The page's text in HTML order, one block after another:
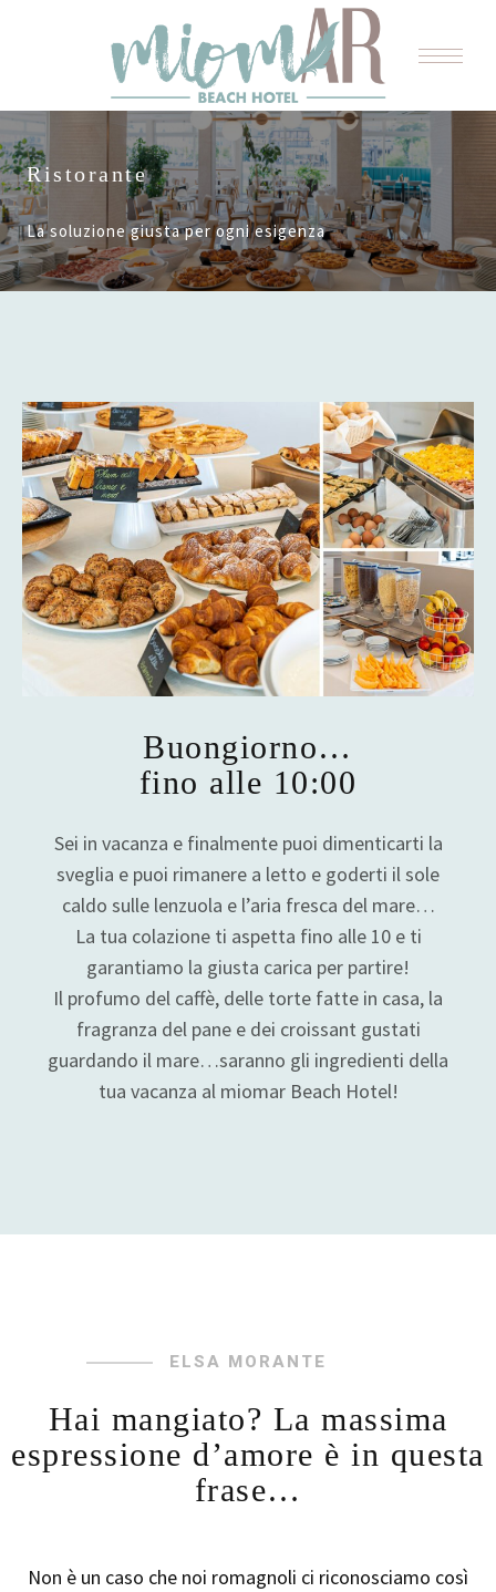
Ristorante
La soluzione giusta per ogni esigenza
Buongiorno…
fino alle 10:00
Sei in vacanza e finalmente puoi dimenticarti la
sveglia e puoi rimanere a letto e goderti il sole
caldo sulle lenzuola e l’aria fresca del mare…
La tua colazione ti aspetta fino alle 10 e ti
garantiamo la giusta carica per partire!
Il profumo del caffè, delle torte fatte in casa, la
fragranza del pane e dei croissant gustati
guardando il mare…saranno gli ingredienti della
tua vacanza al miomar Beach Hotel!
ELSA MORANTE
Hai mangiato? La massima
espressione d’amore è in questa
frase…
Non è un caso che noi romagnoli ci riconosciamo così